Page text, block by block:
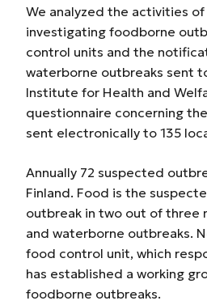
We analyzed the activities
investigating foodborne
control units and the
waterborne outbreaks sent
Institute for Health and
questionnaire concerning
sent electronically to 135
Annually 72 suspected
Finland. Food is the
outbreak in two out of three
and waterborne outbreaks.
food control unit, which
has established a working
foodborne outbreaks.